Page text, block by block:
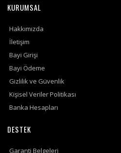
KURUMSAL
Hakkımızda
İletişim
Bayi Girişi
Bayi Ödeme
Gizlilik ve Güvenlik
Kişisel Veriler Politikası
Banka Hesapları
DESTEK
Garanti Belgeleri